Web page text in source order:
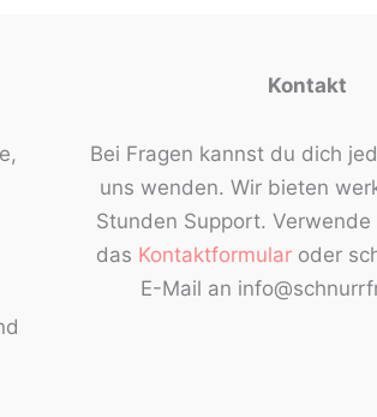
Kontakt
Bei Fragen kannst du dich
uns wenden. Wir bieten
Stunden Support.
das Kontaktformularoder
E-Mail an